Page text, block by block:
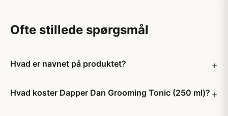
Ofte stillede spørgsmål
Hvad er navnet på produktet?
Hvad koster Dapper Dan Grooming Tonic (250 ml)?